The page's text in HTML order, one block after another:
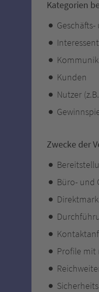
Kategorien
Kunden
Nutzer
Zwecke der
Büro- und
Profile mit